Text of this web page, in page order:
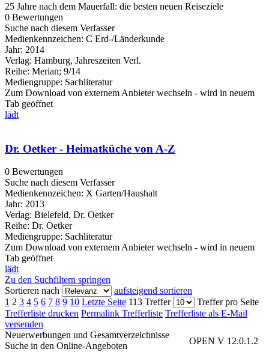
25 Jahre nach dem Mauerfall: die besten neuen Reiseziele
0 Bewertungen
Suche nach diesem Verfasser
Medienkennzeichen: C Erd-/Länderkunde
Jahr: 2014
Verlag: Hamburg, Jahreszeiten Verl.
Reihe: Merian; 9/14
Mediengruppe: Sachliteratur
Zum Download von externem Anbieter wechseln - wird in neuem
Tab geöffnet
lädt
Dr. Oetker - Heimatküche von A-Z
0 Bewertungen
Suche nach diesem Verfasser
Medienkennzeichen: X Garten/Haushalt
Jahr: 2013
Verlag: Bielefeld, Dr. Oetker
Reihe: Dr. Oetker
Mediengruppe: Sachliteratur
Zum Download von externem Anbieter wechseln - wird in neuem
Tab geöffnet
lädt
Zu den Suchfiltern springen
Sortieren nach
aufsteigend sortieren
1 2 3 4 5 6 7 8 9 10 Letzte Seite 113 Treffer
Treffer pro Seite
Trefferliste drucken Permalink Trefferliste Trefferliste als E-Mail
versenden
OPEN V 12.0.1.2
Neuerwerbungen und Gesamtverzeichnisse
Suche in den Online-Angeboten